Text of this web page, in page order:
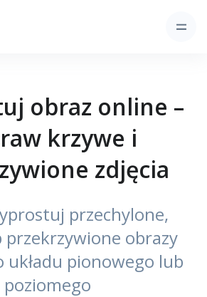
obraz online –
krzywe i
zdjęcia
przechylone,
przekrzywione obrazy
układu pionowego lub
poziomego